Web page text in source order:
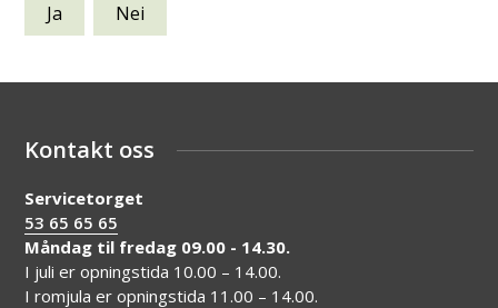
Ja Nei
Kontakt oss
Servicetorget
53 65 65 65
Måndag til fredag 09.00 - 14.30.
I juli er opningstida 10.00 – 14.00.
I romjula er opningstida 11.00 – 14.00.